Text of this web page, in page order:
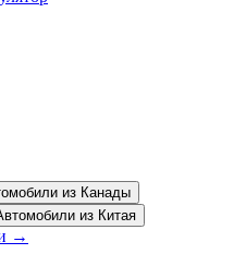
из Канады
из Китая
→